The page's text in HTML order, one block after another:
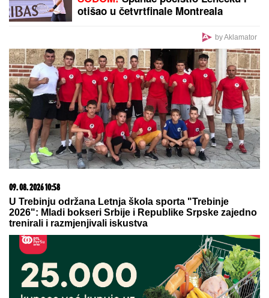
KRVAVA ČITULJA POKRENULA PAKAO U
BALKANSKOM GRADU?!Opsadno stanje na
ulicama, MECI LETE NA SVE STRANE: Drama
onda je usledio HAOS (FOTO)